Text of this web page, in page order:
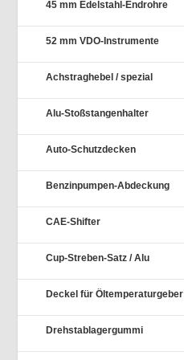
45 mm Edelstahl-Endrohre
52 mm VDO-Instrumente
Achstraghebel / spezial
Alu-Stoßstangenhalter
Auto-Schutzdecken
Benzinpumpen-Abdeckung
CAE-Shifter
Cup-Streben-Satz / Alu
Deckel für Öltemperaturgeber
Drehstablagergummi